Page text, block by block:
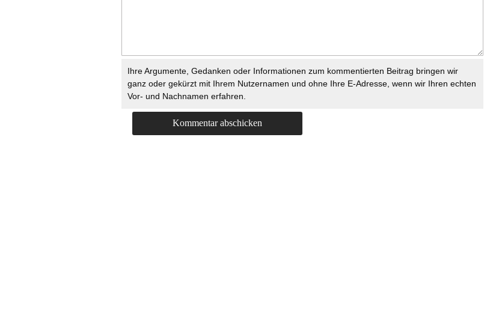
Ihre Argumente, Gedanken oder Informationen zum kommentierten Beitrag bringen wir
ganz oder gekürzt mit Ihrem Nutzernamen und ohne Ihre E-Adresse, wenn wir Ihren echten
Vor- und Nachnamen erfahren.